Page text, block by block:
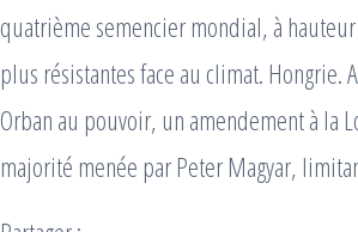
quatrième semencier mondial, à
plus résistantes face au climat.
Orban au pouvoir, un amendement à la
majorité menée par Peter Magyar,